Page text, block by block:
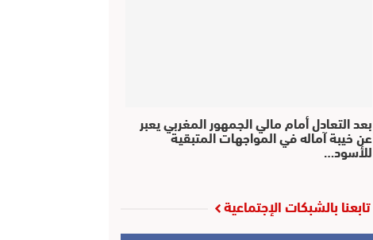
بعد التعادل أمام مالي الجمهور المغربي يعبر
عن خيبة آماله في المواجهات المتبقية
للأسود…
تابعنا بالشبكات الإجتماعية